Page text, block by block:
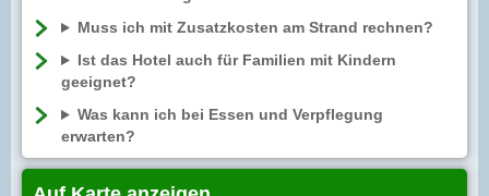
Muss ich mit Zusatzkosten am Strand rechnen?
Ist das Hotel auch für Familien mit Kindern
geeignet?
Was kann ich bei Essen und Verpflegung
erwarten?